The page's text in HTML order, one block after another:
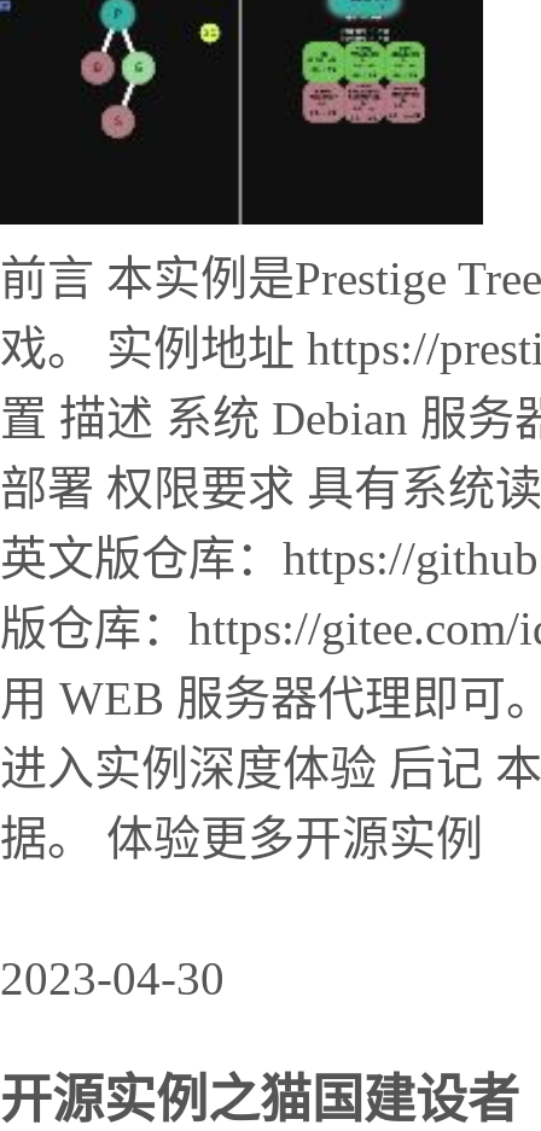
前言 本实例是Prestige
戏。 实例地址 https://
置 描述 系统 Debian 服务
部署 权限要求 具有系统
英文版仓库：https://
版仓库：https://gitee.com/
用 WEB 服务器代理即可
进入实例深度体验 后记
据。 体验更多开源实例
2023-04-30
开源实例之猫国建设者